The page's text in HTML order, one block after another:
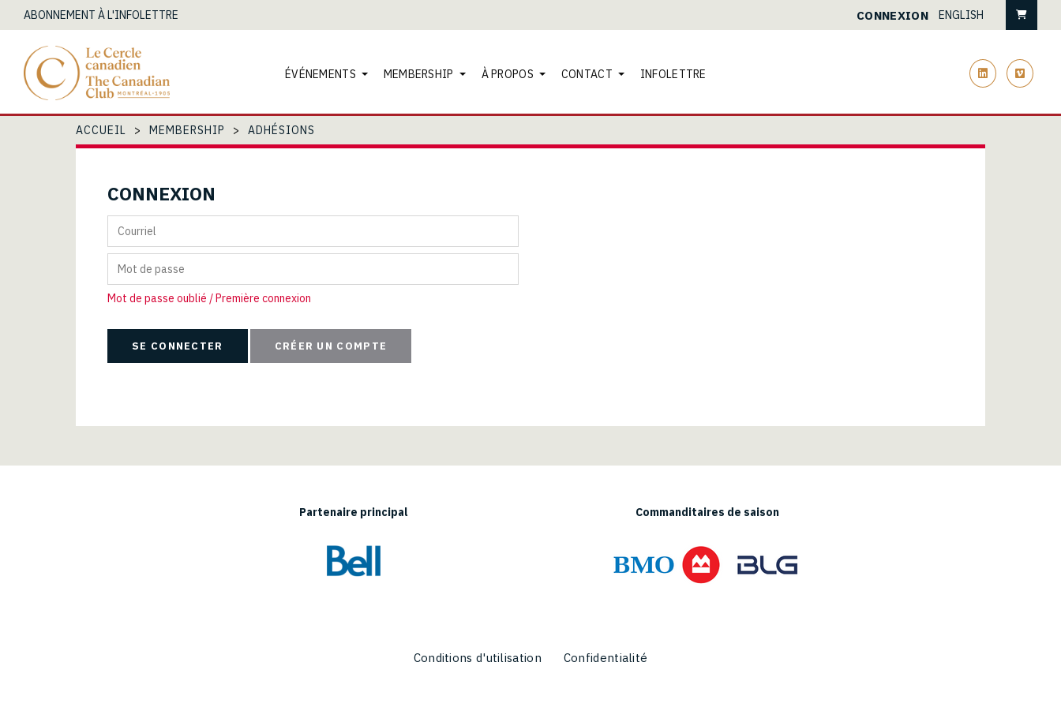
ABONNEMENT À L'INFOLETTRE CONNEXION ENGLISH
ÉVÉNEMENTS MEMBERSHIP À PROPOS CONTACT INFOLETTRE linkedinvimeo
ACCUEIL MEMBERSHIP ADHÉSIONS
CONNEXION
Mot de passe oublié / Première connexion
CRÉER UN COMPTE
Partenaire principal Commanditaires de saison
Conditions d'utilisation Confidentialité